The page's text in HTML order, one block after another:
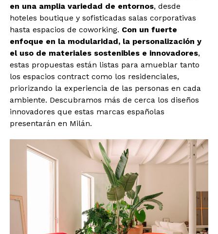
en una amplia variedad de entornos, desde
hoteles boutique y sofisticadas salas corporativas
hasta espacios de coworking. Con un fuerte
enfoque en la modularidad, la personalización y
el uso de materiales sostenibles e innovadores,
estas propuestas están listas para amueblar tanto
los espacios contract como los residenciales,
priorizando la experiencia de las personas en cada
ambiente. Descubramos más de cerca los diseños
innovadores que estas marcas españolas
presentarán en Milán.